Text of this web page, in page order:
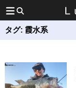
タグ: 霞水系